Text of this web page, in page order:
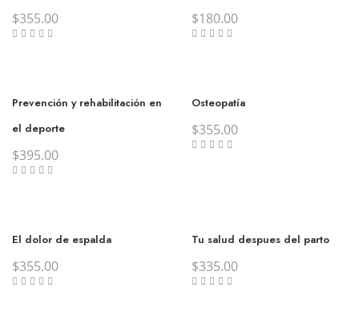
$355.00 $180.00
Prevención y rehabilitación en
el deporte
$395.00
Osteopatía
$355.00
El dolor de espalda
$355.00
Tu salud despues del parto
$335.00